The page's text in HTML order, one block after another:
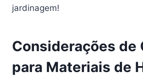
jardinagem!
Considerações de
para Materiais de